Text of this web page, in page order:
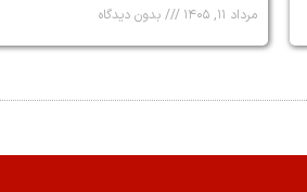
مرداد ۱۱, ۱۴۰۵ بدون دیدگاه